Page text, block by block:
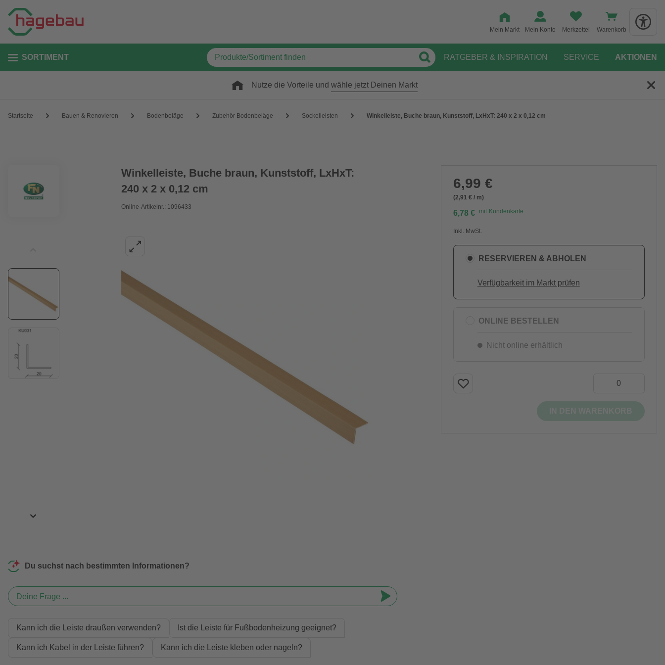
Mein Markt Mein Konto Merkzettel Warenkorb
SORTIMENT RATGEBER & INSPIRATION SERVICE AKTIONEN
Nutze die Vorteile und wähle jetzt Deinen Markt
Startseite Bauen & Renovieren Bodenbeläge Zubehör Bodenbeläge Sockelleisten Winkelleiste, Buche braun, Kunststoff, LxHxT: 240 x 2 x 0,12 cm
Winkelleiste, Buche braun, Kunststoff, LxHxT:
240 x 2 x 0,12 cm
Online-Artikelnr.: 1096433
6,99 €
(2,91 € / m)
6,78 € mit Kundenkarte
Inkl. MwSt.
RESERVIEREN & ABHOLEN
Verfügbarkeit im Markt prüfen
ONLINE BESTELLEN
Nicht online erhältlich
Du suchst nach bestimmten Informationen?
Deine Frage ...
Kann ich die Leiste draußen verwenden? Ist die Leiste für Fußbodenheizung geeignet?
Kann ich Kabel in der Leiste führen? Kann ich die Leiste kleben oder nageln?